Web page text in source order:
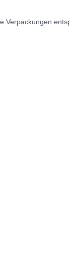
Verpackungen